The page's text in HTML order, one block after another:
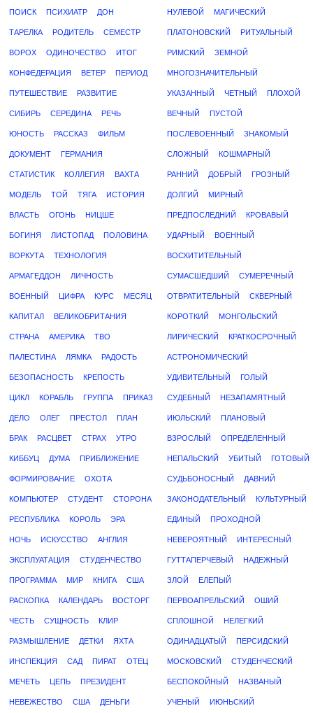
ПОИСК ПСИХИАТР ДОН
ТАРЕЛКА РОДИТЕЛЬ СЕМЕСТР
ВОРОХ ОДИНОЧЕСТВО ИТОГ
КОНФЕДЕРАЦИЯ ВЕТЕР ПЕРИОД
ПУТЕШЕСТВИЕ РАЗВИТИЕ
СИБИРЬ СЕРЕДИНА РЕЧЬ
ЮНОСТЬ РАССКАЗ ФИЛЬМ
ДОКУМЕНТ ГЕРМАНИЯ
СТАТИСТИК КОЛЛЕГИЯ ВАХТА
МОДЕЛЬ ТОЙ ТЯГА ИСТОРИЯ
ВЛАСТЬ ОГОНЬ НИЦШЕ
БОГИНЯ ЛИСТОПАД ПОЛОВИНА
ВОРКУТА ТЕХНОЛОГИЯ
АРМАГЕДДОН ЛИЧНОСТЬ
ВОЕННЫЙ ЦИФРА КУРС МЕСЯЦ
КАПИТАЛ ВЕЛИКОБРИТАНИЯ
СТРАНА АМЕРИКА ТВО
ПАЛЕСТИНА ЛЯМКА РАДОСТЬ
БЕЗОПАСНОСТЬ КРЕПОСТЬ
ЦИКЛ КОРАБЛЬ ГРУППА ПРИКАЗ
ДЕЛО ОЛЕГ ПРЕСТОЛ ПЛАН
БРАК РАСЦВЕТ СТРАХ УТРО
КИББУЦ ДУМА ПРИБЛИЖЕНИЕ
ФОРМИРОВАНИЕ ОХОТА
КОМПЬЮТЕР СТУДЕНТ СТОРОНА
РЕСПУБЛИКА КОРОЛЬ ЭРА
НОЧЬ ИСКУССТВО АНГЛИЯ
ЭКСПЛУАТАЦИЯ СТУДЕНЧЕСТВО
ПРОГРАММА МИР КНИГА США
РАСКОПКА КАЛЕНДАРЬ ВОСТОРГ
ЧЕСТЬ СУЩНОСТЬ КЛИР
РАЗМЫШЛЕНИЕ ДЕТКИ ЯХТА
ИНСПЕКЦИЯ САД ПИРАТ ОТЕЦ
МЕЧЕТЬ ЦЕПЬ ПРЕЗИДЕНТ
НЕВЕЖЕСТВО США ДЕНЬГИ
НУЛЕВОЙ МАГИЧЕСКИЙ
ПЛАТОНОВСКИЙ РИТУАЛЬНЫЙ
РИМСКИЙ ЗЕМНОЙ
МНОГОЗНАЧИТЕЛЬНЫЙ
УКАЗАННЫЙ ЧЕТНЫЙ ПЛОХОЙ
ВЕЧНЫЙ ПУСТОЙ
ПОСЛЕВОЕННЫЙ ЗНАКОМЫЙ
СЛОЖНЫЙ КОШМАРНЫЙ
РАННИЙ ДОБРЫЙ ГРОЗНЫЙ
ДОЛГИЙ МИРНЫЙ
ПРЕДПОСЛЕДНИЙ КРОВАВЫЙ
УДАРНЫЙ ВОЕННЫЙ
ВОСХИТИТЕЛЬНЫЙ
СУМАСШЕДШИЙ СУМЕРЕЧНЫЙ
ОТВРАТИТЕЛЬНЫЙ СКВЕРНЫЙ
КОРОТКИЙ МОНГОЛЬСКИЙ
ЛИРИЧЕСКИЙ КРАТКОСРОЧНЫЙ
АСТРОНОМИЧЕСКИЙ
УДИВИТЕЛЬНЫЙ ГОЛЫЙ
СУДЕБНЫЙ НЕЗАПАМЯТНЫЙ
ИЮЛЬСКИЙ ПЛАНОВЫЙ
ВЗРОСЛЫЙ ОПРЕДЕЛЕННЫЙ
НЕПАЛЬСКИЙ УБИТЫЙ ГОТОВЫЙ
СУДЬБОНОСНЫЙ ДАВНИЙ
ЗАКОНОДАТЕЛЬНЫЙ КУЛЬТУРНЫЙ
ЕДИНЫЙ ПРОХОДНОЙ
НЕВЕРОЯТНЫЙ ИНТЕРЕСНЫЙ
ГУТТАПЕРЧЕВЫЙ НАДЕЖНЫЙ
ЗЛОЙ ЕЛЕПЫЙ
ПЕРВОАПРЕЛЬСКИЙ ОШИЙ
СПЛОШНОЙ НЕЛЕГКИЙ
ОДИНАДЦАТЫЙ ПЕРСИДСКИЙ
МОСКОВСКИЙ СТУДЕНЧЕСКИЙ
БЕСПОКОЙНЫЙ НАЗВАНЫЙ
УЧЕНЫЙ ИЮНЬСКИЙ